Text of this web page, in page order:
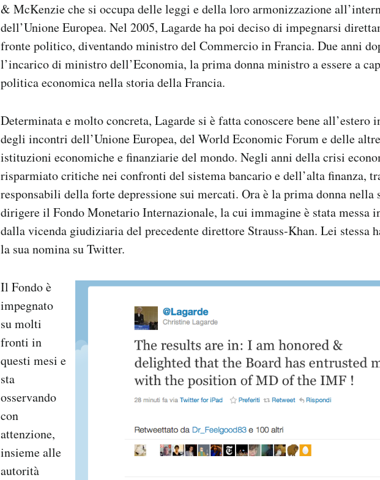
& McKenzie che si occupa delle leggi e della loro armonizzazione
dell’Unione Europea. Nel 2005, Lagarde ha poi deciso di impegnarsi
fronte politico, diventando ministro del Commercio in Francia. Due anni
l’incarico di ministro dell’Economia, la prima donna ministro a essere a
politica economica nella storia della Francia.
Determinata e molto concreta, Lagarde si è fatta conoscere bene all’estero
degli incontri dell’Unione Europea, del World Economic Forum e delle
istituzioni economiche e finanziarie del mondo. Negli anni della crisi
risparmiato critiche nei confronti del sistema bancario e dell’alta finanza,
responsabili della forte depressione sui mercati. Ora è la prima donna nella
dirigere il Fondo Monetario Internazionale, la cui immagine è stata messa
dalla vicenda giudiziaria del precedente direttore Strauss-Khan. Lei stessa
la sua nomina su Twitter.
Il Fondo è
impegnato
su molti
fronti in
questi mesi e
sta
osservando
con
attenzione,
insieme alle
autorità